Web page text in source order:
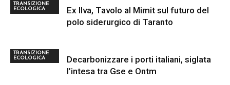
TRANSIZIONE
ECOLOGICA
TRANSIZIONE
ECOLOGICA
Ex Ilva, Tavolo al Mimit sul futuro del
polo siderurgico di Taranto
Decarbonizzare i porti italiani, siglata
l’intesa tra Gse e Ontm